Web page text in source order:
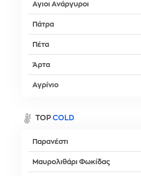
Αγιοι Ανάργυροι
Πάτρα
Πέτα
Άρτα
Αγρίνιο
TOP COLD
Παρανέστι
Μαυρολιθάρι Φωκίδας